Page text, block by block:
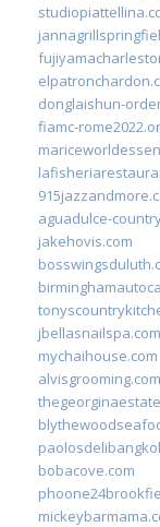
donglaishun-
fiamc-
aguadulce-
jakehovis.com
jbellasnailspa.com
mychaihouse.com
alvisgrooming.com
bobacove.com